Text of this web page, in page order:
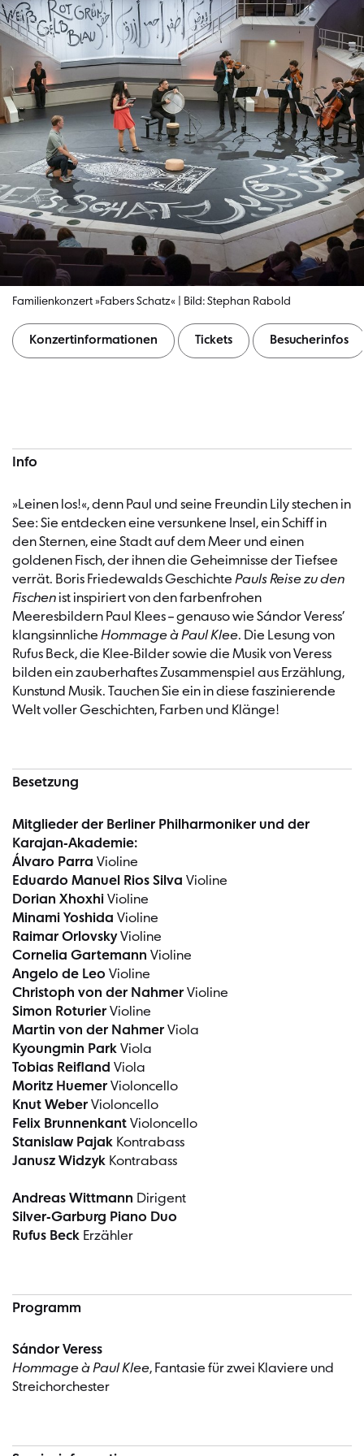
Familienkonzert »Fabers Schatz« | Bild: Stephan Rabold
Konzertinformationen Tickets Besucherinfos
Info
»Leinen los!«, denn Paul und seine Freundin Lily stechen in
See: Sie entdecken eine versunkene Insel, ein Schiff in
den Sternen, eine Stadt auf dem Meer und einen
goldenen Fisch, der ihnen die Geheimnisse der Tiefsee
verrät. Boris Friedewalds Geschichte Pauls Reise zu den
Fischen ist inspiriert von den farbenfrohen
Meeresbildern Paul Klees – genauso wie Sándor Veress’
klangsinnliche Hommage à Paul Klee. Die Lesung von
Rufus Beck, die Klee-Bilder sowie die Musik von Veress
bilden ein zauberhaftes Zusammenspiel aus Erzählung,
Kunstund Musik. Tauchen Sie ein in diese faszinierende
Welt voller Geschichten, Farben und Klänge!
Besetzung
Mitglieder der Berliner Philharmoniker und der
Karajan-Akademie:
Álvaro Parra Violine
Eduardo Manuel Rios Silva Violine
Dorian Xhoxhi Violine
Minami Yoshida Violine
Raimar OrlovskyVioline
Cornelia Gartemann Violine
Angelo de Leo Violine
Christoph von der Nahmer Violine
Simon Roturier Violine
Martin von der Nahmer Viola
Kyoungmin Park Viola
Tobias Reifland Viola
Moritz Huemer Violoncello
Knut Weber Violoncello
Felix Brunnenkant Violoncello
Stanislaw Pajak Kontrabass
Janusz Widzyk Kontrabass
Andreas Wittmann Dirigent
Silver-Garburg Piano Duo
Rufus Beck Erzähler
Programm
Sándor Veress
Hommage à Paul Klee, Fantasie für zwei Klaviere und
Streichorchester